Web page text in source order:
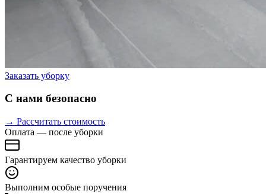
Заказать уборку
С нами безопасно
→ Рассчитать стоимость
Оплата — после уборки
Гарантируем качество уборки
Выполним особые поручения